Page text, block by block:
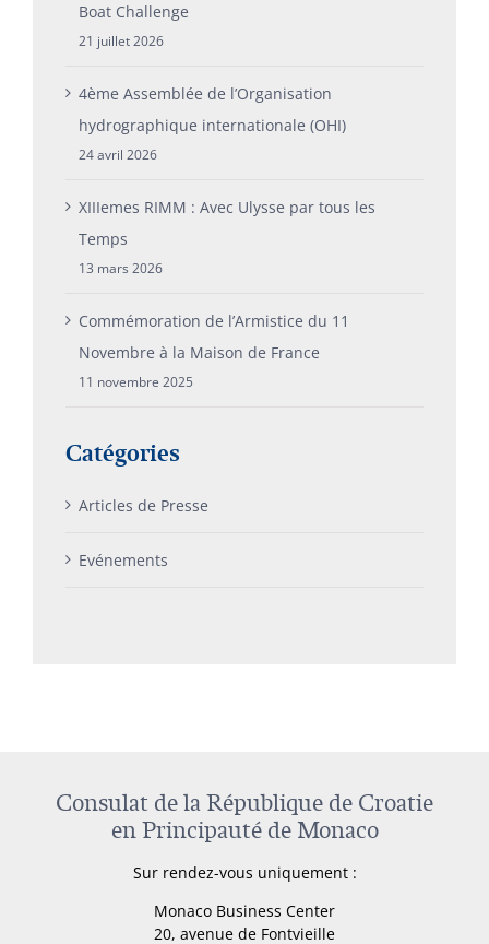
Boat Challenge
21 juillet 2026
4ème Assemblée de l’Organisation
hydrographique internationale (OHI)
24 avril 2026
XIIIemes RIMM : Avec Ulysse par tous les
Temps
13 mars 2026
Commémoration de l’Armistice du 11
Novembre à la Maison de France
11 novembre 2025
Catégories
Articles de Presse
Evénements
Consulat de la République de Croatie
en Principauté de Monaco
Sur rendez-vous uniquement :
Monaco Business Center
20, avenue de Fontvieille